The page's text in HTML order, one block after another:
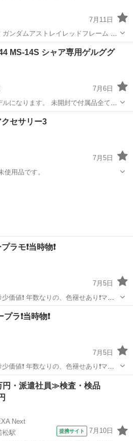
7月11日
ンダムアストレイレッドフレーム フ
/カラークリア機動戦士ガンダムSEED
模型、プラモデル ガンダム
MS-14S シャア専用ゲルググ
7月6日
未開封で付属品全てあ
駅 模型、プラモデル
セサリー3
7月5日
用品です。
ラモ❗当時物❗
7月5日
せあり❗マニ
模型、プラモデル
ラ❗当時物❗
7月5日
せあり❗マニ
模型、プラモデル 希少価値
・派遣社員≫検査・検品
Next
松駅
提携サイト 7月10日